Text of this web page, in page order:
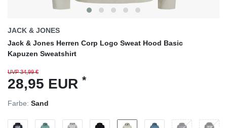
JACK & JONES
Jack & Jones Herren Corp Logo Sweat Hood Basic
Kapuzen Sweatshirt
UVP 34,99 €
28,95 EUR *
Farbe: Sand